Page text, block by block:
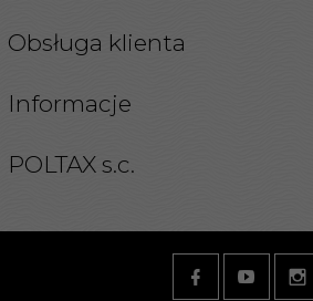
Obsługa klienta
Informacje
POLTAX s.c.